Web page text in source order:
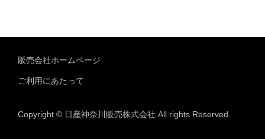
販売会社ホームページ
ご利用にあたって
Copyright © 日産神奈川販売株式会社 All rights Reserved.